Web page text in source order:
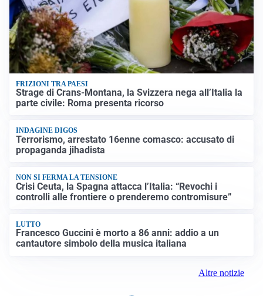
FRIZIONI TRA PAESI
Strage di Crans-Montana, la Svizzera nega all’Italia la
parte civile: Roma presenta ricorso
INDAGINE DIGOS
Terrorismo, arrestato 16enne comasco: accusato di
propaganda jihadista
NON SI FERMA LA TENSIONE
Crisi Ceuta, la Spagna attacca l’Italia: “Revochi i
controlli alle frontiere o prenderemo contromisure”
LUTTO
Francesco Guccini è morto a 86 anni: addio a un
cantautore simbolo della musica italiana
Altre notizie